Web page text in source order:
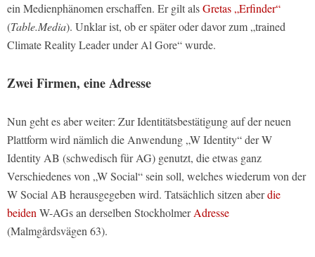
ein Medienphänomen erschaffen. Er gilt alsGretas „Erfinder“
(Table.Media). Unklar ist, ob er später oder davor zum „trained
Climate Reality Leader under Al Gore“ wurde.
Zwei Firmen, eine Adresse
Nun geht es aber weiter: Zur Identitätsbestätigung auf der neuen
Plattform wird nämlich die Anwendung „W Identity“ der W
Identity AB (schwedisch für AG) genutzt, die etwas ganz
Verschiedenes von „W Social“ sein soll, welches wiederum von der
W Social AB herausgegeben wird. Tatsächlich sitzen aberdie
beiden W-AGs an derselben StockholmerAdresse
(Malmgårdsvägen 63).